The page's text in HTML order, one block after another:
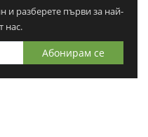
и разберете първи за най-
нас.
Абонирам се